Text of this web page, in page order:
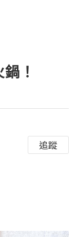
！
追蹤